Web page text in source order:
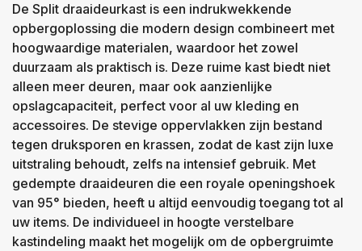
De Split draaideurkast is een indrukwekkende
opbergoplossing die modern design combineert met
hoogwaardige materialen, waardoor het zowel
duurzaam als praktisch is. Deze ruime kast biedt niet
alleen meer deuren, maar ook aanzienlijke
opslagcapaciteit, perfect voor al uw kleding en
accessoires. De stevige oppervlakken zijn bestand
tegen druksporen en krassen, zodat de kast zijn luxe
uitstraling behoudt, zelfs na intensief gebruik. Met
gedempte draaideuren die een royale openingshoek
van 95° bieden, heeft u altijd eenvoudig toegang tot al
uw items. De individueel in hoogte verstelbare
kastindeling maakt het mogelijk om de opbergruimte